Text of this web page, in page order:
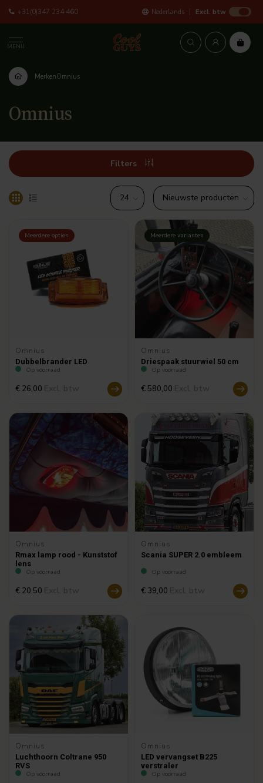
+31(0)347 234 460 Nederlands Excl. btw
MENU
MerkenOmnius
Omnius
Filters
Meerdere opties
Omnius
Dubbelbrander LED
Op voorraad
€ 26,00
Meerdere varianten
Omnius
Driespaak stuurwiel 50 cm
Op voorraad
€ 580,00
Omnius
Rmax lamp rood - Kunststof
lens
Op voorraad
€ 20,50
Omnius
Scania SUPER 2.0 embleem
Op voorraad
€ 39,00
Omnius
Luchthoorn Coltrane 950
RVS
Op voorraad
Omnius
LED vervangset B225
verstraler
Op voorraad